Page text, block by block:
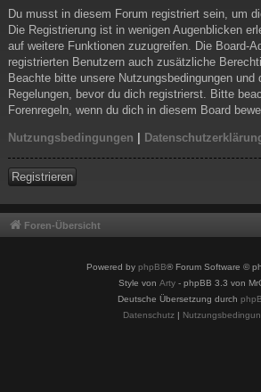
Du musst in diesem Forum registriert sein, um
Die Registrierung ist in wenigen Augenblicken
auf weitere Funktionen zuzugreifen. Die Board-
registrierten Benutzern auch zusätzliche
Beachte bitte unsere Nutzungsbedingungen und
Regelungen, bevor du dich registrierst. Bitte
Forenregeln, wenn du dich in diesem Board
Nutzungsbedingungen
Registrieren
Foren-Übersicht
Powered by phpBB® Forum Software ©
Style von Arty - phpBB 3.3 von
Deutsche Übersetzung durch
Datenschutz|